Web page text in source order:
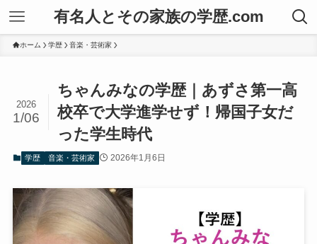
有名人とその家族の学歴.com
ホーム 学歴 音楽・芸術家
ちゃんみなの学歴｜あずさ第一高
校卒で大学進学せず！帰国子女だ
った学生時代
2026
1/06
学歴 音楽・芸術家 2026年1月6日